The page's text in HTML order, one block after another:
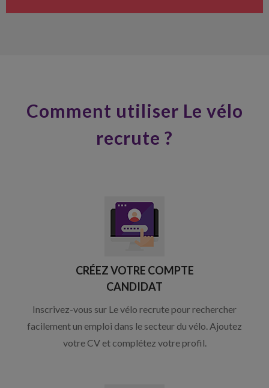
Comment utiliser Le vélo
recrute ?
CRÉEZ VOTRE COMPTE
CANDIDAT
Inscrivez-vous sur Le vélo recrute pour rechercher
facilement un emploi dans le secteur du vélo. Ajoutez
votre CV et complétez votre profil.